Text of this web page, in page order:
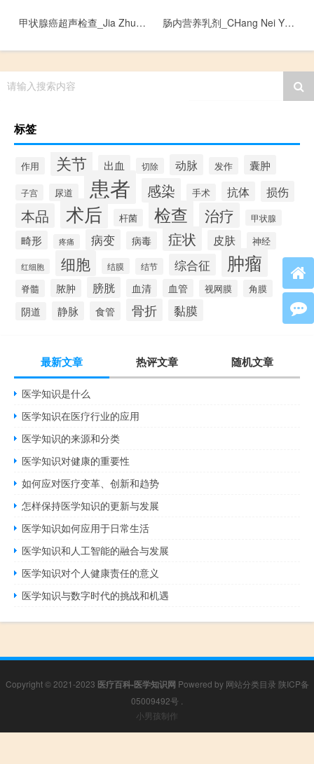
甲状腺癌超声检查_Jia Zhuang Xian Ai Chao Sheng Jian Cha 肠内营养乳剂_CHang Nei Ying Yang Ru Ji
请输入搜索内容
标签
作用 关节 出血 切除 动脉 发作 囊肿
子宫 尿道 患者 感染 手术 抗体 损伤
本品 术后 杆菌 检查 治疗 甲状腺
畸形 疼痛 病变 病毒 症状 皮肤 神经
红细胞 细胞 结膜 结节 综合征 肿瘤
脊髓 脓肿 膀胱 血清 血管 视网膜 角膜
阴道 静脉 食管 骨折 黏膜
最新文章 热评文章 随机文章
医学知识是什么
医学知识在医疗行业的应用
医学知识的来源和分类
医学知识对健康的重要性
如何应对医疗变革、创新和趋势
怎样保持医学知识的更新与发展
医学知识如何应用于日常生活
医学知识和人工智能的融合与发展
医学知识对个人健康责任的意义
医学知识与数字时代的挑战和机遇
Copyright © 2021-2023 医疗百科-医学知识网 Powered by 网站分类目录 陕ICP备
05009492号
小男孩制作